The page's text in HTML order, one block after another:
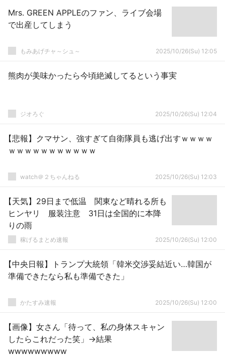
Mrs. GREEN APPLEのファン、ライブ会場
で出産してしまう
もみあげチャ～シュ～ 2025/10/26(Su) 12:05
熊肉が美味かったら今頃絶滅してるという事実
ジオろぐ 2025/10/26(Su) 12:04
【悲報】クマサン、強すぎて自衛隊員も逃げ出すｗｗｗｗ
ｗｗｗｗｗｗｗｗｗｗｗ
watch＠２ちゃんねる 2025/10/26(Su) 12:03
【天気】29日まで低温 関東など晴れる所も
ヒンヤリ 服装注意 31日は全国的に本降
りの雨
稼げるまとめ速報 2025/10/26(Su) 12:00
【中央日報】トランプ大統領「韓米交渉妥結近い…韓国が
準備できたなら私も準備できた」
かたすみ速報 2025/10/26(Su) 12:00
【画像】女さん「待って、私の身体スキャン
したらこれだった笑」→結果
wwwwwwwww